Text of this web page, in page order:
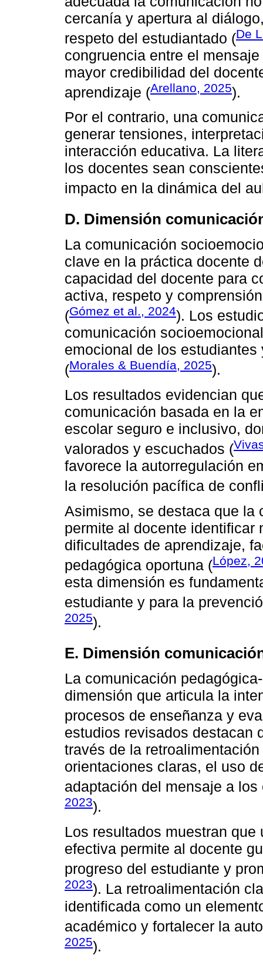
cercanía y apertura al
respeto del estudiantado (De
congruencia entre el
mayor credibilidad del
aprendizaje (Arellano, 2025).
Por el contrario, una
generar tensiones,
interacción educativa. La
los docentes sean
impacto en la dinámica del
D. Dimensión
La comunicación
clave en la práctica docente
capacidad del docente para
activa, respeto y
(Gómez et al., 2024). Los
comunicación
emocional de los
(Morales & Buendía, 2025).
Los resultados evidencian
comunicación basada en la
escolar seguro e inclusivo,
valorados y escuchados (
favorece la autorregulación
la resolución pacífica de
Asimismo, se destaca que la
permite al docente identificar
dificultades de aprendizaje,
pedagógica oportuna (López,
esta dimensión es
estudiante y para la
2025).
E. Dimensión
La comunicación
dimensión que articula la
procesos de enseñanza y
estudios revisados destacan
través de la
orientaciones claras, el uso
adaptación del mensaje a
2023).
Los resultados muestran
efectiva permite al docente
progreso del estudiante y
2023). La retroalimentación
identificada como un
académico y fortalecer la
2025).